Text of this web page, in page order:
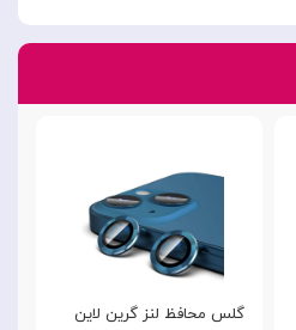
گلس محافظ لنز گرین لاین